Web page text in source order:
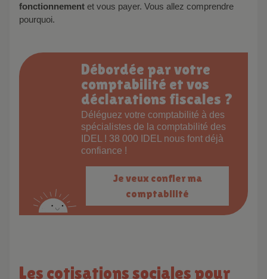
fonctionnement et vous payer. Vous allez comprendre
pourquoi.
Débordée par votre
comptabilité et vos
déclarations fiscales ?
Déléguez votre comptabilité à des
spécialistes de la comptabilité des
IDEL ! 38 000 IDEL nous font déjà
confiance !
Je veux confier ma
comptabilité
Les cotisations sociales pour